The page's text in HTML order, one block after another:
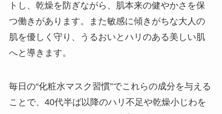
トし、乾燥を防ぎながら、肌本来の健やかさを保
つ働きがあります。また敏感に傾きがちな大人の
肌を優しく守り、うるおいとハリのある美しい肌
へと導きます。
毎日の“化粧水マスク習慣”でこれらの成分を与える
ことで、40代半ば以降のハリ不足や乾燥小じわを